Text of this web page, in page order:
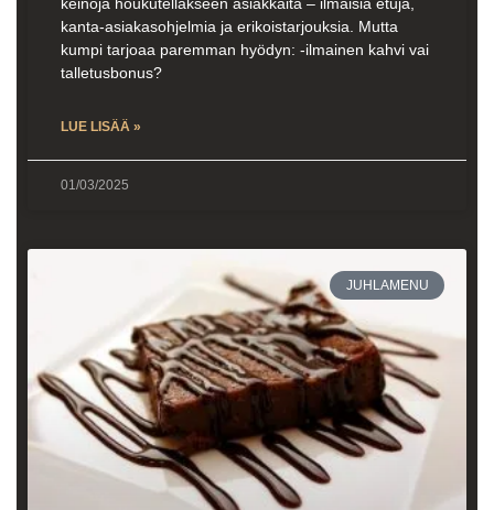
kanta-asiakasohjelmia ja erikoistarjouksia. Mutta
kumpi tarjoaa paremman hyödyn: -ilmainen kahvi vai
talletusbonus?
LUE LISÄÄ »
01/03/2025
JUHLAMENU